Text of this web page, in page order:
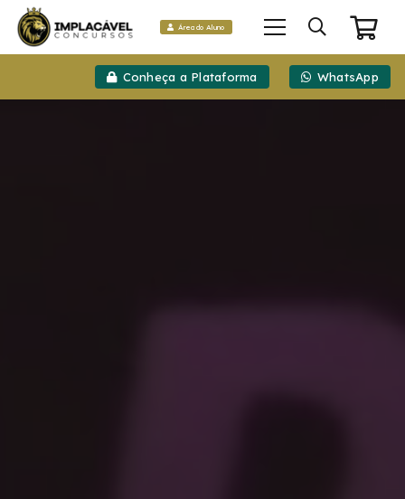
Área do Aluno
Conheça a Plataforma WhatsApp